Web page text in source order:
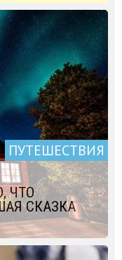
ПУТЕШЕСТВИЯ
ЧТО
СКАЗКА